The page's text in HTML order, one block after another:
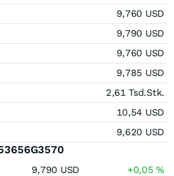
9,760 USD
9,790 USD
9,760 USD
9,785 USD
2,61 Tsd.Stk.
10,54 USD
9,620 USD
9,790 USD +0,05%